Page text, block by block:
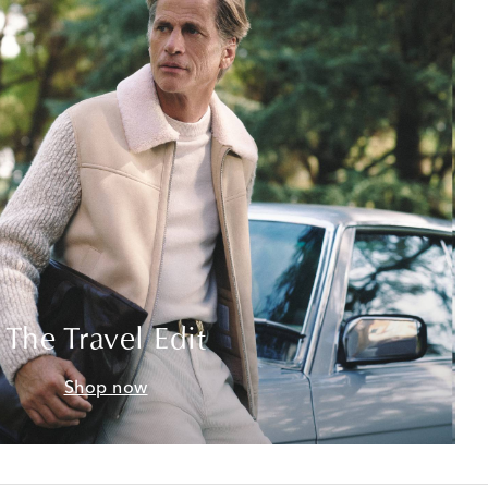
The Travel Edit
Shop now